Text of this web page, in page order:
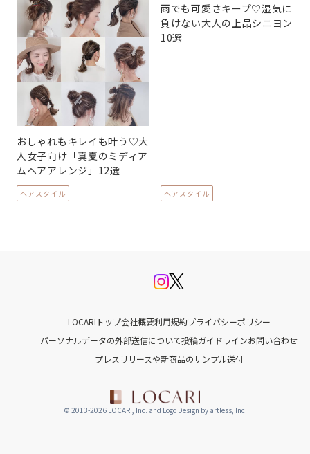
おしゃれもキレイも叶う♡大
人女子向け「真夏のミディア
ムヘアアレンジ」12選
ヘアスタイル
雨でも可愛さキープ♡湿気に
負けない大人の上品シニヨン
10選
ヘアスタイル
LOCARIトップ会社概要利用規約プライバシーポリシー
パーソナルデータの外部送信について投稿ガイドラインお問い合わせ
プレスリリースや新商品のサンプル送付
© 2013-2026 LOCARI, Inc. and Logo Design by artless, Inc.